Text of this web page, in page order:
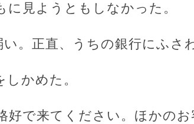
見ようともしなかった。
い。正直、うちの銀行にふ
かめた。
好で来てください。ほかの